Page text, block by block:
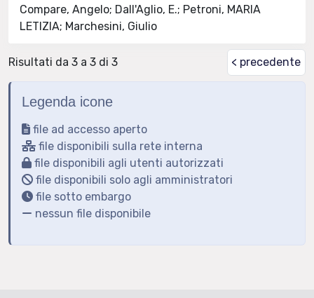
Compare, Angelo; Dall'Aglio, E.; Petroni, MARIA
LETIZIA; Marchesini, Giulio
Risultati da 3 a 3 di 3 < precedente
Legenda icone
file ad accesso aperto
file disponibili sulla rete interna
file disponibili agli utenti autorizzati
file disponibili solo agli amministratori
file sotto embargo
nessun file disponibile